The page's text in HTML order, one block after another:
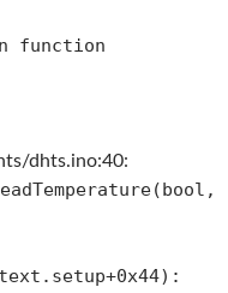
function
dhts.ino:40: